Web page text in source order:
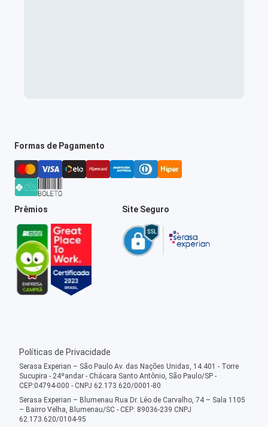
Formas de Pagamento
Prêmios Site Seguro
Políticas de Privacidade
Serasa Experian – São Paulo Av. das Nações Unidas, 14.401 - Torre
Sucupira - 24ºandar - Chácara Santo Antônio, São Paulo/SP -
CEP:04794-000 - CNPJ 62.173.620/0001-80
Serasa Experian – Blumenau Rua Dr. Léo de Carvalho, 74 – Sala 1105
– Bairro Velha, Blumenau/SC - CEP: 89036-239 CNPJ
62.173.620/0104-95